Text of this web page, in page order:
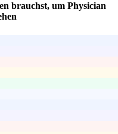
brauchst, um Physician